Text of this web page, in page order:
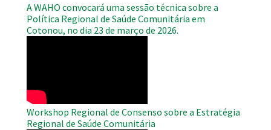
A WAHO convocará uma sessão técnica sobre a
Política Regional de Saúde Comunitária em
Cotonou, no dia 23 de março de 2026.
Workshop Regional de Consenso sobre a Estratégia
Regional de Saúde Comunitária